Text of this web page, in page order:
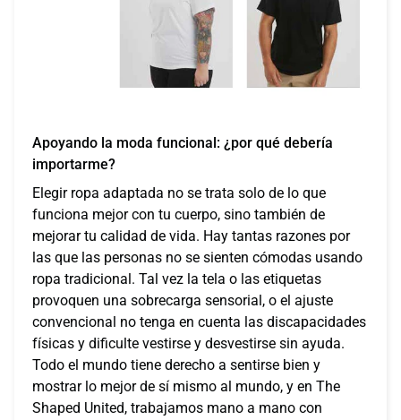
Apoyando la moda funcional: ¿por qué debería
importarme?
Elegir ropa adaptada no se trata solo de lo que
funciona mejor con tu cuerpo, sino también de
mejorar tu calidad de vida. Hay tantas razones por
las que las personas no se sienten cómodas usando
ropa tradicional. Tal vez la tela o las etiquetas
provoquen una sobrecarga sensorial, o el ajuste
convencional no tenga en cuenta las discapacidades
físicas y dificulte vestirse y desvestirse sin ayuda.
Todo el mundo tiene derecho a sentirse bien y
mostrar lo mejor de sí mismo al mundo, y en The
Shaped United, trabajamos mano a mano con